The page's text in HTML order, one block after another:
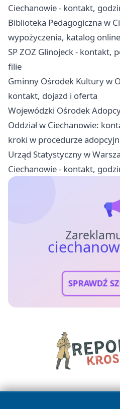
Ciechanowie - kontakt,
Biblioteka Pedagogiczna w
wypożyczenia, katalog online
SP ZOZ Glinojeck - kontakt,
filie
Gminny Ośrodek Kultury w
kontakt, dojazd i oferta
Wojewódzki Ośrodek
Oddział w Ciechanowie:
kroki w procedurze
Urząd Statystyczny w
Ciechanowie - kontakt,
SPRAWDŹ